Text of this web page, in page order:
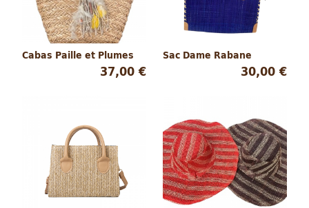
Cabas Paille et Plumes
37,00 €
Sac Dame Rabane
30,00 €